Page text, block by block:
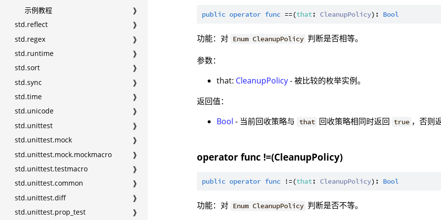
示例教程
❱
std.reflect
❱
std.regex
❱
std.runtime
❱
std.sort
❱
std.sync
❱
std.time
❱
std.unicode
❱
std.unittest
❱
std.unittest.mock
❱
std.unittest.mock.mockmacro
❱
std.unittest.testmacro
❱
std.unittest.common
❱
std.unittest.diff
❱
std.unittest.prop_test
❱
public operator func ==(that: CleanupPolicy): Bool
功能：对 Enum CleanupPolicy 判断是否相等。
参数：
that: CleanupPolicy- 被比较的枚举实例。
返回值：
Bool - 当前回收策略与 that 回收策略相同时返回 true ，否则
operator func !=(CleanupPolicy)
public operator func !=(that: CleanupPolicy): Bool
功能：对 Enum CleanupPolicy 判断是否不等。